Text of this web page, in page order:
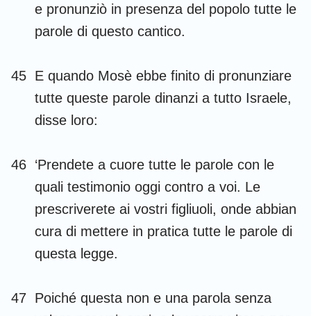
e pronunziò in presenza del popolo tutte le
parole di questo cantico.
45 E quando Mosè ebbe finito di pronunziare
tutte queste parole dinanzi a tutto Israele,
disse loro:
46 ‘Prendete a cuore tutte le parole con le
quali testimonio oggi contro a voi. Le
prescriverete ai vostri figliuoli, onde abbian
cura di mettere in pratica tutte le parole di
questa legge.
47 Poiché questa non e una parola senza